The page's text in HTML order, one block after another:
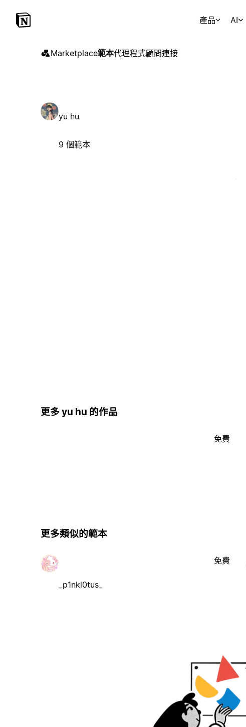
產品 AI
Marketplace範本代理程式顧問連接
yu hu
9 個範本
更多 yu hu 的作品
免費
更多類似的範本
_p1nkl0tus_
免費